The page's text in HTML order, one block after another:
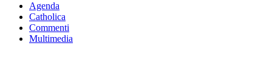
Agenda
Catholica
Commenti
Multimedia